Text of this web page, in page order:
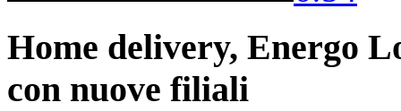
Home delivery, Energo
con nuove filiali